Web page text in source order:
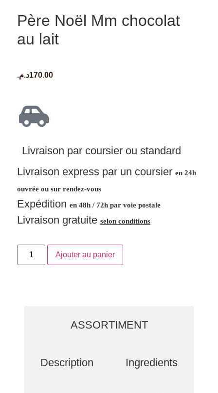
Père Noël Mm chocolat
au lait
170.00د.م.
Livraison par coursier ou standard
Livraison express par un coursier en 24h
ouvrée ou sur rendez-vous
Expédition en 48h / 72h par voie postale
Livraison gratuite selon conditions
Ajouter au panier
ASSORTIMENT
Description Ingredients